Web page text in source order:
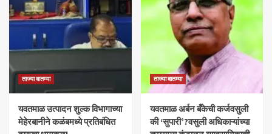
ताज्या बातम्या
यवतमाळ उत्पादन शुल्क विभागाच्या
मेहेरबानीने कळंबमध्ये प्रतिबंधित
ताज्या बातम्या
​यवतमाळ अर्बन बँकेची कर्जवसुली
की ‘सुपारी’?वसुली अधिकाऱ्यांच्या